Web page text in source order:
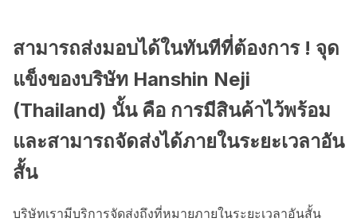
สามารถส่งมอบได้ในทันทีที่ต้องการ ! จุด
แข็งของบริษัท Hanshin Neji
(Thailand) นั้น คือ การมีสินค้าไว้พร้อม
และสามารถจัดส่งได้ภายในระยะเวลาอัน
สั้น
บริษัทเรามีบริการจัดส่งถึงที่หมายภายในระยะเวลาอันสั้น